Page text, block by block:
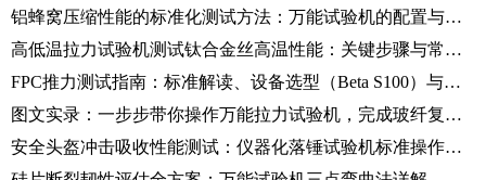
铝蜂窝压缩性能的标准化测试方法：万能试验机的配置与操作实践
高低温拉力试验机测试钛合金丝高温性能：关键步骤与常见误区
FPC推力测试指南：标准解读、设备选型（Beta S100）与测试全流程
图文实录：一步步带你操作万能拉力试验机，完成玻纤复材拉伸实验
安全头盔冲击吸收性能测试：仪器化落锤试验机标准操作规范（SOP）